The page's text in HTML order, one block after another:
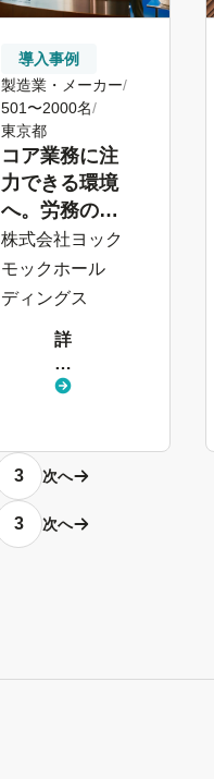
導入事例
製造業・メーカー
501〜2000名
東京都
コア業務に注
力できる環境
へ。労務の効
率化で経営課
題の解決に寄
与
株式会社ヨック
モックホール
ディングス
詳
し
く
3 次へ
3 次へ